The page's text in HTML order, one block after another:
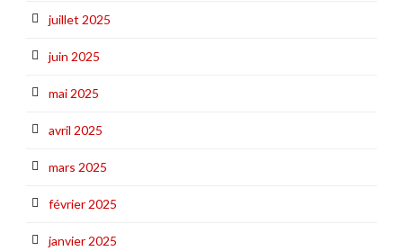
juillet 2025
juin 2025
mai 2025
avril 2025
mars 2025
février 2025
janvier 2025